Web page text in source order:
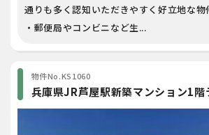
通りも多く認知いただきやすく好立地な物
・郵便局やコンビニなど生...
物件No.KS1060
兵庫県JR芦屋駅新築マンション1階